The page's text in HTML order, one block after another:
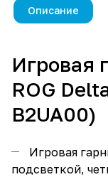
Описание
Игровая
ROG
B2UA00)
Игровая
подсветкой,